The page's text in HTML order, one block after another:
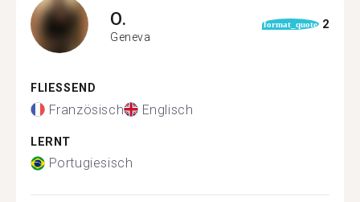
O.
Geneva
format_quote 2
FLIESSEND
Französisch Englisch
LERNT
Portugiesisch